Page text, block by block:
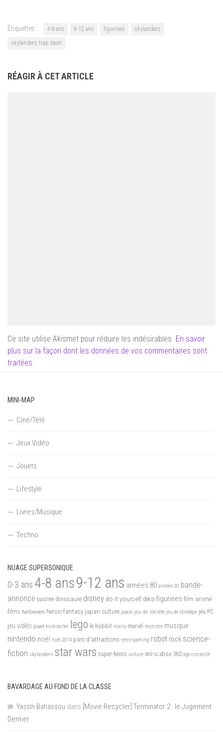
Étiquettes : 4-8 ans 9-12 ans figurines
skylanders
skylanders trap team
RÉAGIR À CET ARTICLE
Ce site utilise Akismet pour réduire les indésirables. En savoir
plus sur la façon dont les données de vos commentaires sont
traitées
MINI-MAP
Ciné/Télé
Jeux Vidéo
Jouets
Lifestyle
Livres/Musique
Techno
NUAGE SUPERSONIQUE
0-3 ans 4-8 ans9-12 ans années 80 années 90 bande-
annonce cuisine dinosaure disney do it yourself déco figurines film animé
films halloween heroic-fantasy japan culture japon jeu de société jeu de stratégie jeu PC
jeu vidéo jouet kickstarter lego le hobbit mario marvel monstre musique
nintendo noël noël 2014 parc d'attractions retro-gaming robot rock science-
fiction skylanders star wars super-héros voiture wii-u xbox 360 âge conseillé
BAVARDAGE AU FOND DE LA CLASSE
YassIn Bahassou dans [Movie Recycler] Terminator 2 : le Jugement
Dernier